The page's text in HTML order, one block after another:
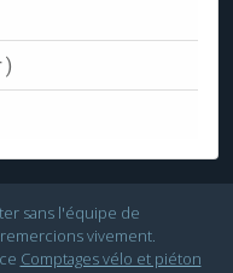
sans l'équipe de
vivement.
Comptages vélo et piéton